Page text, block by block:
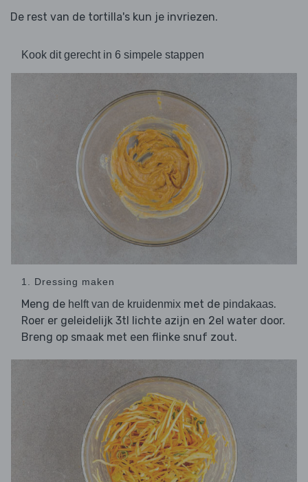
De rest van de tortilla's kun je invriezen.
Kook dit gerecht in 6 simpele stappen
1. Dressing maken
Meng de helft van de kruidenmix met de pindakaas.
Roer er geleidelijk 3tl lichte azijn en 2el water door.
Breng op smaak met een flinke snuf zout.